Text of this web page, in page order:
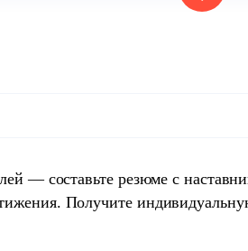
— составьте резюме с
Получите